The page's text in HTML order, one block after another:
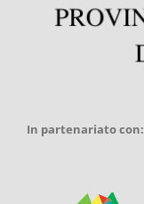
In partenariato con: